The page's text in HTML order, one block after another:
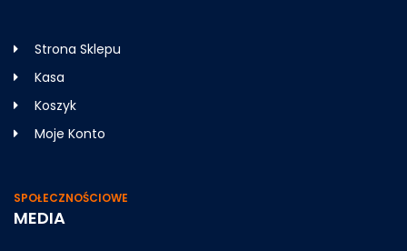
Strona Sklepu
Kasa
Koszyk
Moje Konto
SPOŁECZNOŚCIOWE
MEDIA